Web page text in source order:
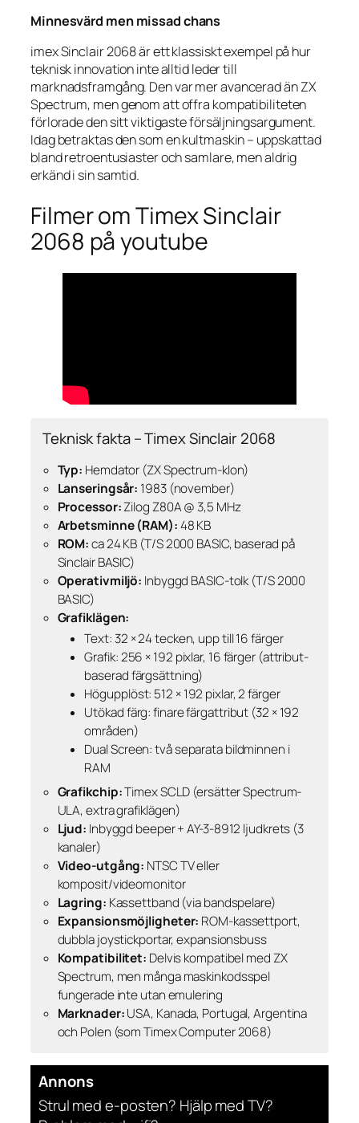
Minnesvärd men missad chans
imex Sinclair 2068 är ett klassiskt exempel på hur
teknisk innovation inte alltid leder till
marknadsframgång. Den var mer avancerad än ZX
Spectrum, men genom att offra kompatibiliteten
förlorade den sitt viktigaste försäljningsargument.
Idag betraktas den som en kultmaskin – uppskattad
bland retroentusiaster och samlare, men aldrig
erkänd i sin samtid.
Filmer om Timex Sinclair
2068 på youtube
Teknisk fakta – Timex Sinclair 2068
Typ: Hemdator (ZX Spectrum-klon)
Lanseringsår: 1983 (november)
Processor:Zilog Z80A @ 3,5 MHz
Arbetsminne (RAM):48 KB
ROM:ca 24 KB (T/S 2000 BASIC, baserad på
Sinclair BASIC)
Operativmiljö: Inbyggd BASIC-tolk (T/S 2000
BASIC)
Grafiklägen:
Text: 32 × 24 tecken, upp till 16 färger
Grafik: 256 × 192 pixlar, 16 färger (attribut-
baserad färgsättning)
Högupplöst: 512 × 192 pixlar, 2 färger
Utökad färg: finare färgattribut (32 × 192
områden)
Dual Screen: två separata bildminnen i
RAM
Grafikchip:Timex SCLD (ersätter Spectrum-
ULA, extra grafiklägen)
Ljud: Inbyggd beeper + AY-3-8912 ljudkrets (3
kanaler)
Video-utgång: NTSC TV eller
komposit/videomonitor
Lagring: Kassettband (via bandspelare)
Expansionsmöjligheter: ROM-kassettport,
dubbla joystickportar, expansionsbuss
Kompatibilitet: Delvis kompatibel med ZX
Spectrum, men många maskinkodsspel
fungerade inte utan emulering
Marknader:USA, Kanada, Portugal, Argentina
och Polen (som Timex Computer 2068)
Annons
Strul med e-posten? Hjälp med TV?